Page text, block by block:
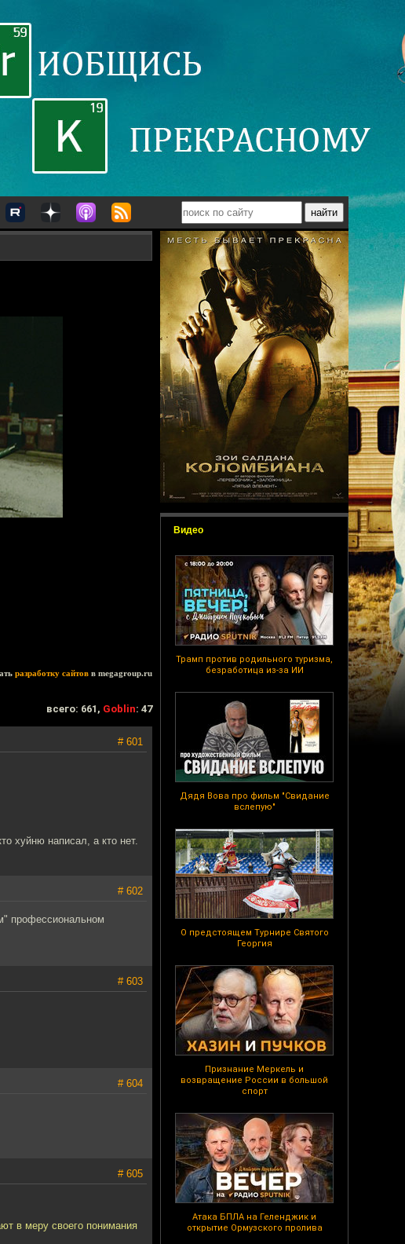
Видео
Трамп против родильного туризма,
безработица из-за ИИ
Дядя Вова про фильм "Свидание
вслепую"
О предстоящем Турнире Святого
Георгия
Признание Меркель и
возвращение России в большой
спорт
Атака БПЛА на Геленджик и
открытие Ормузского пролива
разработку сайтов в megagroup.ru
всего: 661, Goblin: 47
# 601
хуйню написал, а кто нет.
# 602
профессиональном
# 603
# 604
# 605
в меру своего понимания